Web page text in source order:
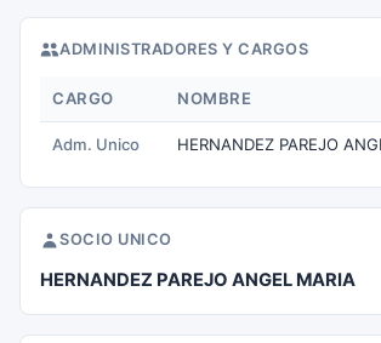
ADMINISTRADORES Y CARGOS
CARGO NOMBRE
Adm. Unico HERNANDEZ PAREJO
SOCIO UNICO
HERNANDEZ PAREJO ANGEL MARIA